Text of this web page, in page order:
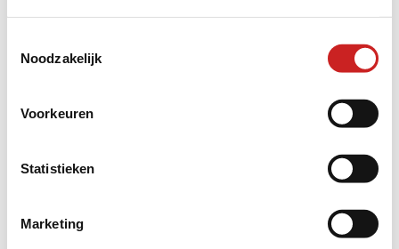
Noodzakelijk
Voorkeuren
Statistieken
Marketing
loadingwww.adggroep.nl
for more